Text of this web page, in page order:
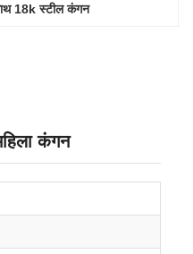
18k स्टील कंगन
कंगन